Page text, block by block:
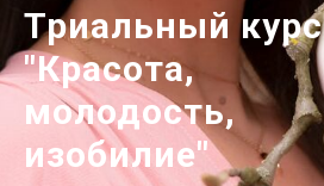
Триальный курс
"Красота,
молодость,
изобилие"